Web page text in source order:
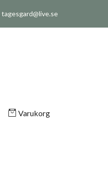
tagesgard@live.se
Varukorg